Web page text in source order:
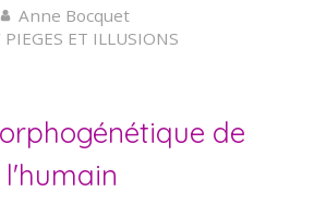
Anne Bocquet
ET ILLUSIONS
de
l'humain